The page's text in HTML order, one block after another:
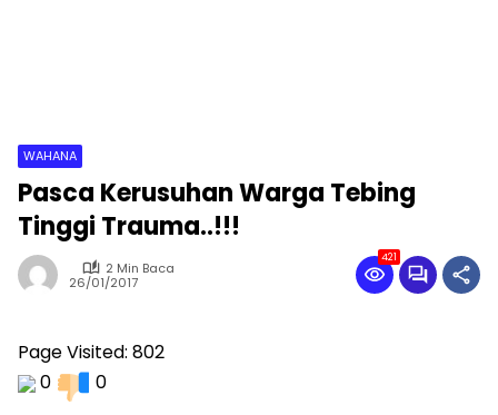
WAHANA
Pasca Kerusuhan Warga Tebing
Tinggi Trauma..!!!
2 Min Baca
26/01/2017
421
Page Visited: 802
0
0